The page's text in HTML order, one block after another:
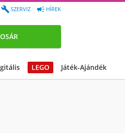
 HÍREK
 SZERVIZ
LEGO Játék-Ajándék